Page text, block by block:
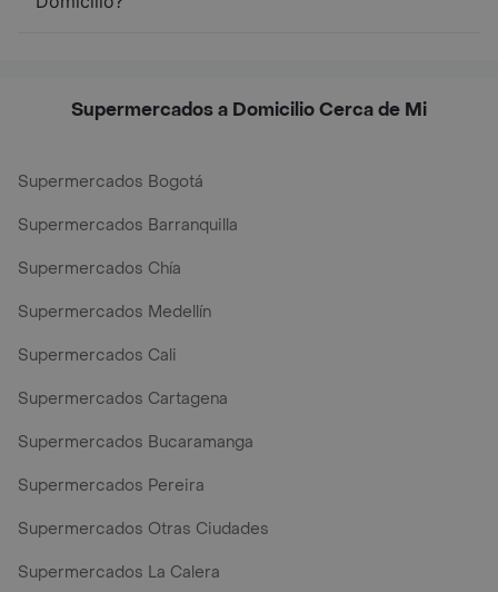
Supermercados a Domicilio Cerca de Mi
Supermercados Bogotá
Supermercados Barranquilla
Supermercados Chía
Supermercados Medellín
Supermercados Cali
Supermercados Cartagena
Supermercados Bucaramanga
Supermercados Pereira
Supermercados Otras Ciudades
Supermercados La Calera